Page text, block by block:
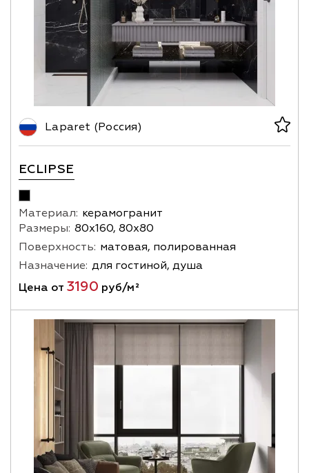
Laparet (Россия)
ECLIPSE
Материал: керамогранит
Размеры: 80х160, 80х80
Поверхность: матовая, полированная
Назначение: для гостиной, душа
Цена от 3190 руб/м²